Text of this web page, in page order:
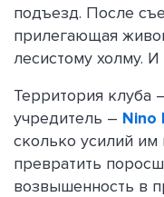
подъезд. После
прилегающая
лесистому холму.
Территория клуба
учредитель – Nino
сколько усилий
превратить
возвышенность в